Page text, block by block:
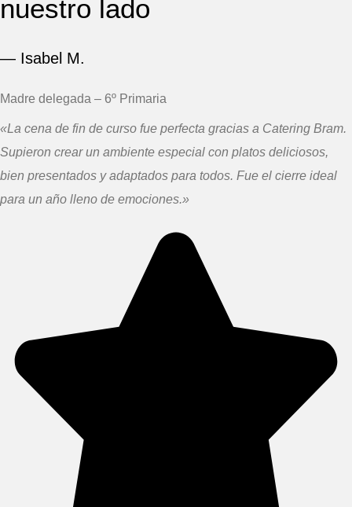
nuestro lado
— Isabel M.
Madre delegada – 6º Primaria
«La cena de fin de curso fue perfecta gracias a Catering Bram.
Supieron crear un ambiente especial con platos deliciosos,
bien presentados y adaptados para todos. Fue el cierre ideal
para un año lleno de emociones.»